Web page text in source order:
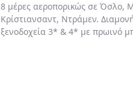
8 μέρες αεροπορικώς σε Όσλο,
Κρίστιανσαντ, Ντράμεν.
ξενοδοχεία 3* & 4* με πρωινό